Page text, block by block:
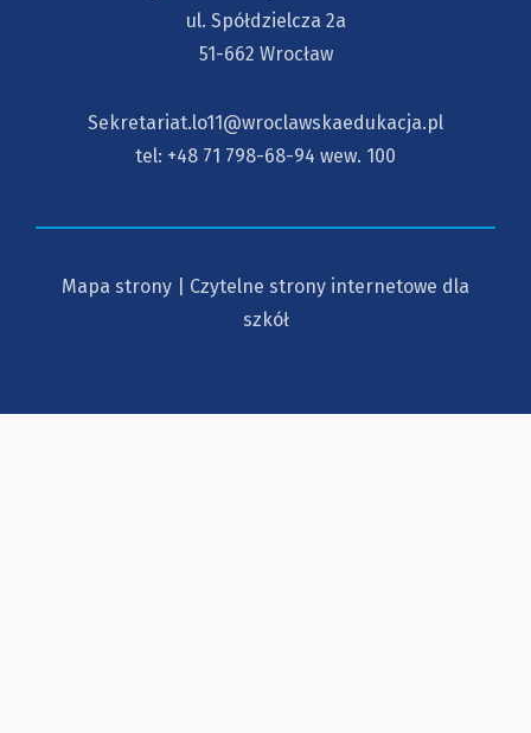
ul. Spółdzielcza 2a
51-662 Wrocław
Sekretariat.lo11@wroclawskaedukacja.pl
tel: +48 71 798-68-94 wew. 100
Mapa strony
Czytelne strony internetowe dla
szkół